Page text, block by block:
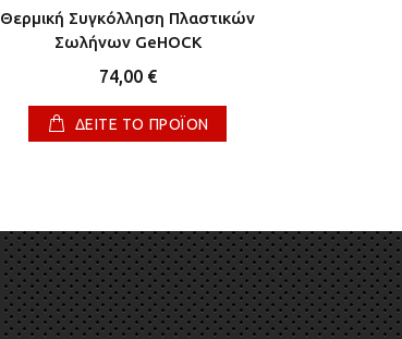
Θερμική Συγκόλληση Πλαστικών
Σωλήνων GeHOCK
74,00 €
ΔΕΙΤΕ ΤΟ ΠΡΟΪΟΝ